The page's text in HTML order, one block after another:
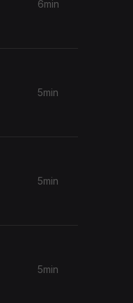
6min
5min
5min
5min